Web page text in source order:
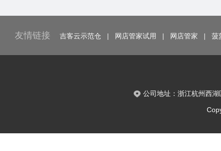
友情链接 吉客云示范仓 | 网店管家试用 | 网店管家 | 菠
公司地址：浙江杭州西